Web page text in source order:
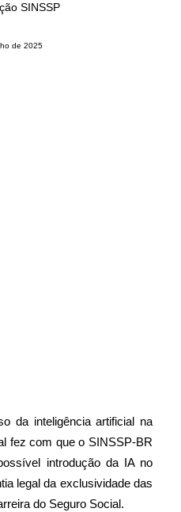
SINSSP
de 2025
da inteligência artificial na
fez com que o SINSSP-BR
introdução da IA no
legal da exclusividade das
do Seguro Social.